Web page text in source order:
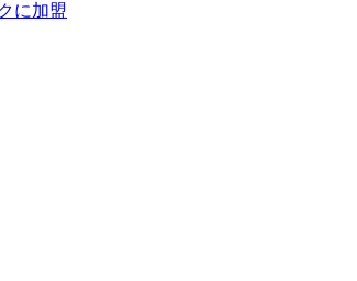
に加盟